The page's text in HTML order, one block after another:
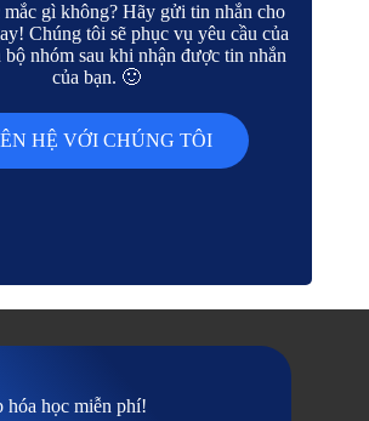
mắc gì không? Hãy gửi tin nhắn cho
Chúng tôi sẽ phục vụ yêu cầu của
bộ nhóm sau khi nhận được tin nhắn
của bạn. 🙂
HỆ VỚI CHÚNG TÔI
hóa học miễn phí!